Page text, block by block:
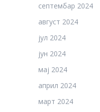
септембар 2024
август 2024
јул 2024
јун 2024
мај 2024
април 2024
март 2024